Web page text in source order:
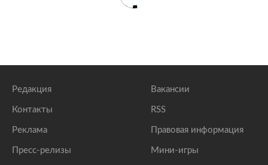
Редакция
Контакты
Реклама
Пресс-релизы
Вакансии
RSS
Правовая информация
Мини-игры